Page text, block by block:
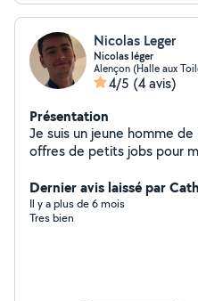
Nicolas Leger
Nicolas léger
Alençon (Halle aux
4/5 (4 avis)
Présentation
Je suis un jeune homme
offres de petits jobs pour
Dernier avis laissé par
Il y a plus de 6 mois
Tres bien